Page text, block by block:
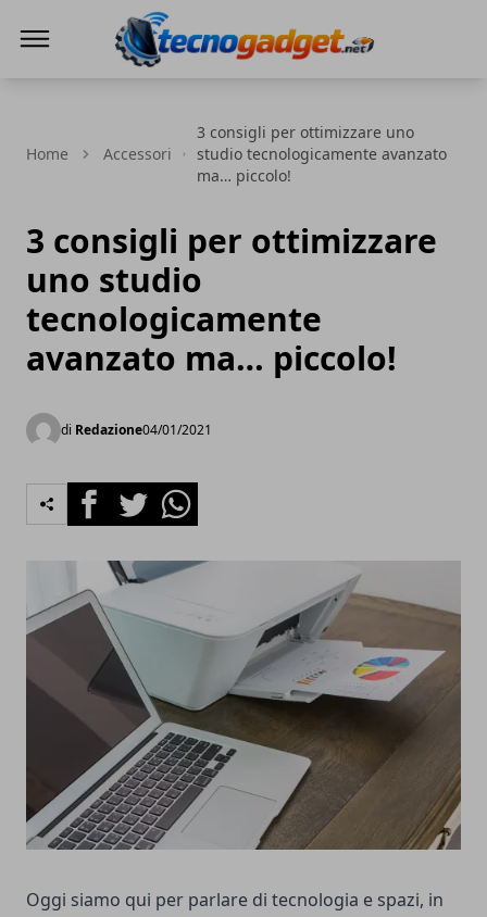
Home Accessori
3 consigli per ottimizzare uno
studio tecnologicamente avanzato
ma… piccolo!
3 consigli per ottimizzare
uno studio
tecnologicamente
avanzato ma… piccolo!
di Redazione04/01/2021
FacebookTwitterWhatsapp
Oggi siamo qui per parlare di tecnologia e spazi, in